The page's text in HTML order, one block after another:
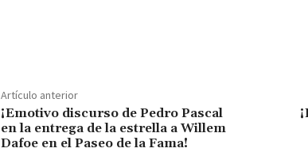
Artículo anterior
¡Emotivo discurso de Pedro Pascal
en la entrega de la estrella a Willem
Dafoe en el Paseo de la Fama!